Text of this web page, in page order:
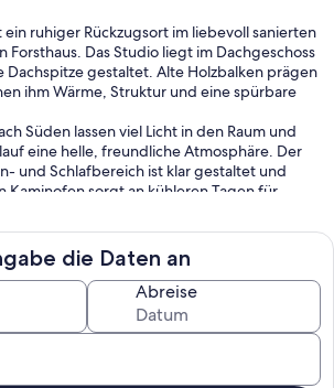
ein ruhiger Rückzugsort im liebevoll sanierten
Forsthaus. Das Studio liegt im Dachgeschoss
Dachspitze gestaltet. Alte Holzbalken prägen
ihm Wärme, Struktur und eine spürbare
Süden lassen viel Licht in den Raum und
eine helle, freundliche Atmosphäre. Der
und Schlafbereich ist klar gestaltet und
Kaminofen sorgt an kühleren Tagen für
eine gut ausgestattete Küche sowie ein
auch längere Aufenthalte in eigenem
individuell gestalteten Apartments im
sind vollständig separat und
Garten und das großzügige Grundstück
und bieten Raum für Ruhe, Lesen und
die Daten an
Abreise